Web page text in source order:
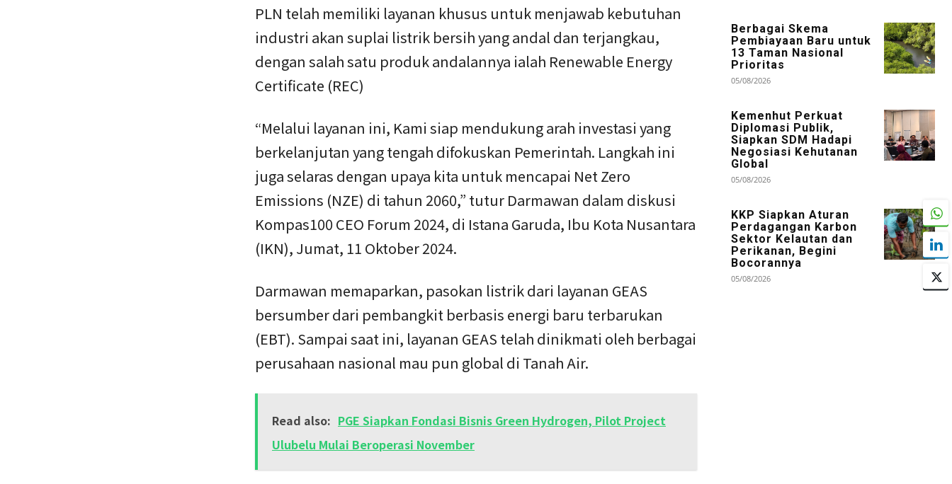
PLN telah memiliki layanan khusus untuk menjawab kebutuhan
industri akan suplai listrik bersih yang andal dan terjangkau,
dengan salah satu produk andalannya ialah Renewable Energy
Certificate (REC)
“Melalui layanan ini, Kami siap mendukung arah investasi yang
berkelanjutan yang tengah difokuskan Pemerintah. Langkah ini
juga selaras dengan upaya kita untuk mencapai Net Zero
Emissions (NZE) di tahun 2060,” tutur Darmawan dalam diskusi
Kompas100 CEO Forum 2024, di Istana Garuda, Ibu Kota Nusantara
(IKN), Jumat, 11 Oktober 2024.
Darmawan memaparkan, pasokan listrik dari layanan GEAS
bersumber dari pembangkit berbasis energi baru terbarukan
(EBT). Sampai saat ini, layanan GEAS telah dinikmati oleh berbagai
perusahaan nasional mau pun global di Tanah Air.
Read also: PGE Siapkan Fondasi Bisnis Green Hydrogen, Pilot Project
Ulubelu Mulai Beroperasi November
Berbagai Skema
Pembiayaan Baru untuk
13 Taman Nasional
Prioritas
05/08/2026
Kemenhut Perkuat
Diplomasi Publik,
Siapkan SDM Hadapi
Negosiasi Kehutanan
Global
05/08/2026
KKP Siapkan Aturan
Perdagangan Karbon
Sektor Kelautan dan
Perikanan, Begini
Bocorannya
05/08/2026